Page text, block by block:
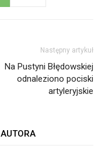
Następny artykuł
Na Pustyni Błędowskiej
odnaleziono pociski
artyleryjskie